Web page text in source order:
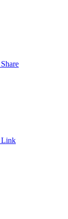
Share
Link